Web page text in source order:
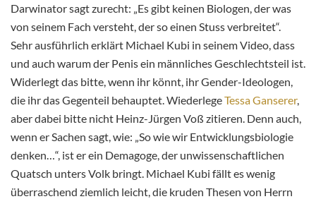
Darwinator sagt zurecht: „Es gibt keinen Biologen, der was
von seinem Fach versteht, der so einen Stuss verbreitet“.
Sehr ausführlich erklärt Michael Kubi in seinem Video, dass
und auch warum der Penis ein männliches Geschlechtsteil ist.
Widerlegt das bitte, wenn ihr könnt, ihr Gender-Ideologen,
die ihr das Gegenteil behauptet. WiederlegeTessa Ganserer,
aber dabei bitte nicht Heinz-Jürgen Voß zitieren. Denn auch,
wenn er Sachen sagt, wie: „So wie wir Entwicklungsbiologie
denken…“, ist er ein Demagoge, der unwissenschaftlichen
Quatsch unters Volk bringt. Michael Kubi fällt es wenig
überraschend ziemlich leicht, die kruden Thesen von Herrn